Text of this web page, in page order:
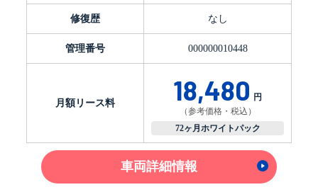
修復歴 なし
管理番号 000000010448
月額リース料 18,480 円
（参考価格・税込）
72ヶ月ホワイトパック
車両詳細情報